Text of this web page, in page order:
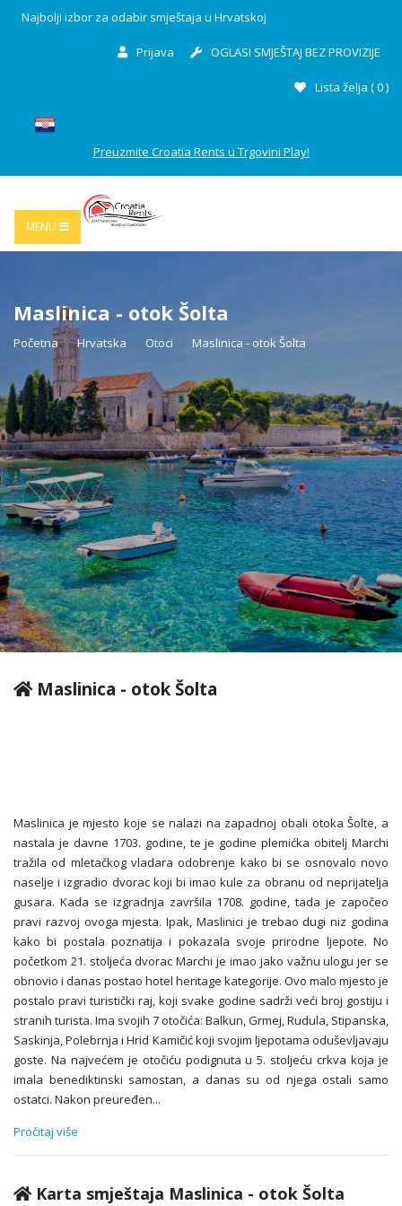
Najbolji izbor za odabir smještaja u Hrvatskoj
Prijava OGLASI SMJEŠTAJ BEZ PROVIZIJE
Lista želja (0)
Preuzmite Croatia Rents u Trgovini Play!
MENU
Maslinica - otok Šolta
Početna Hrvatska Otoci Maslinica - otok Šolta
Maslinica - otok Šolta
Maslinica je mjesto koje se nalazi na zapadnoj obali otoka Šolte, a
nastala je davne 1703. godine, te je godine plemićka obitelj Marchi
tražila od mletačkog vladara odobrenje kako bi se osnovalo novo
naselje i izgradio dvorac koji bi imao kule za obranu od neprijatelja
gusara. Kada se izgradnja završila 1708. godine, tada je započeo
pravi razvoj ovoga mjesta. Ipak, Maslinici je trebao dugi niz godina
kako bi postala poznatija i pokazala svoje prirodne ljepote. No
početkom 21. stoljeća dvorac Marchi je imao jako važnu ulogu jer se
obnovio i danas postao hotel heritage kategorije. Ovo malo mjesto je
postalo pravi turistički raj, koji svake godine sadrži veći broj gostiju i
stranih turista. Ima svojih 7 otočića: Balkun, Grmej, Rudula, Stipanska,
Saskinja, Polebrnja i Hrid Kamičić koji svojim ljepotama oduševljavaju
goste. Na najvećem je otočiću podignuta u 5. stoljeću crkva koja je
imala benediktinski samostan, a danas su od njega ostali samo
ostatci. Nakon preuređen...
Pročitaj više
Karta smještaja Maslinica - otok Šolta